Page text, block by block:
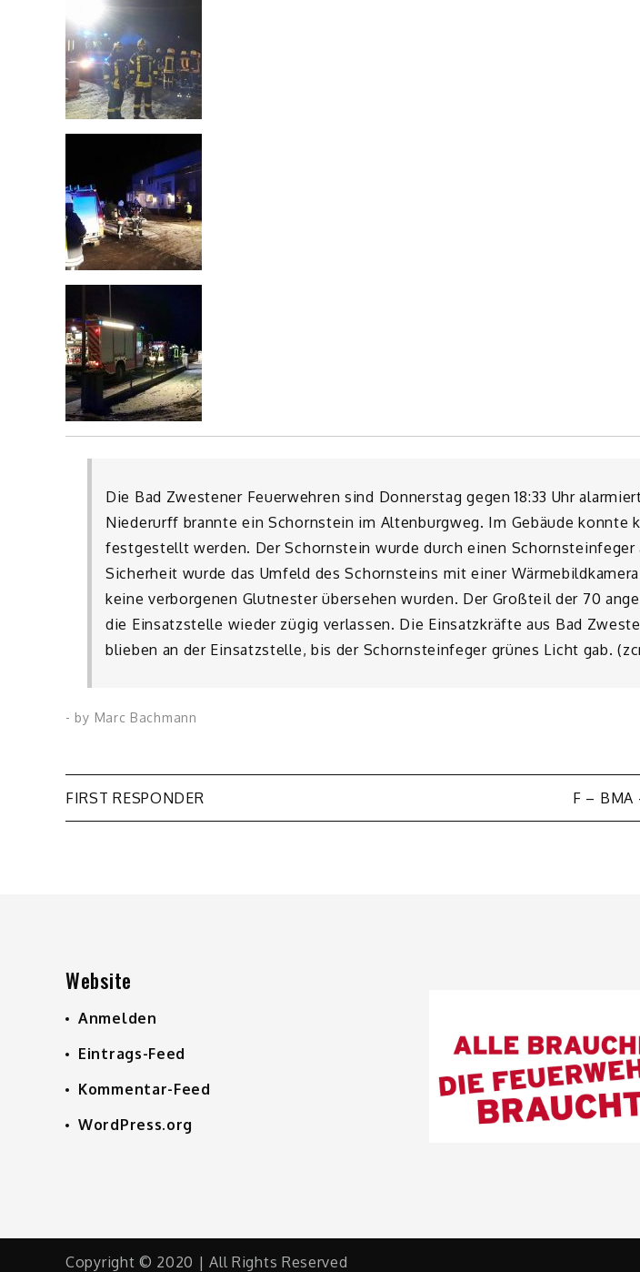
Die Bad Zwestener Feuerwehren sind Donnerstag gegen 18:33 Uhr
Niederurff brannte ein Schornstein im Altenburgweg. Im Gebäude konnte
festgestellt werden. Der Schornstein wurde durch einen Schornsteinfeger
Sicherheit wurde das Umfeld des Schornsteins mit einer
keine verborgenen Glutnester übersehen wurden. Der Großteil der 70
die Einsatzstelle wieder zügig verlassen. Die Einsatzkräfte aus Bad
blieben an der Einsatzstelle, bis der Schornsteinfeger grünes Licht gab.
- by Marc Bachmann
Beitragsnavigation
FIRST RESPONDER F – BMA
Website
Anmelden
Eintrags-Feed
Kommentar-Feed
WordPress.org
Copyright © 2020 | All Rights Reserved